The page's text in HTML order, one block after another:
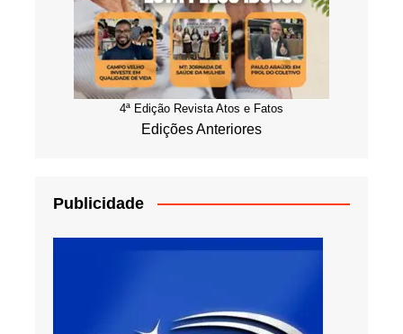
4ª Edição Revista Atos e Fatos
Edições Anteriores
Publicidade